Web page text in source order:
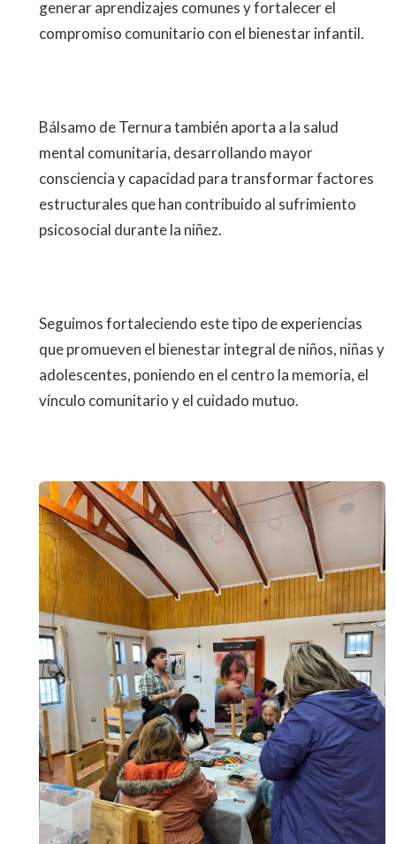
generar aprendizajes comunes y fortalecer el
compromiso comunitario con el bienestar infantil.
Bálsamo de Ternura también aporta a la salud
mental comunitaria, desarrollando mayor
consciencia y capacidad para transformar factores
estructurales que han contribuido al sufrimiento
psicosocial durante la niñez.
Seguimos fortaleciendo este tipo de experiencias
que promueven el bienestar integral de niños, niñas y
adolescentes, poniendo en el centro la memoria, el
vínculo comunitario y el cuidado mutuo.